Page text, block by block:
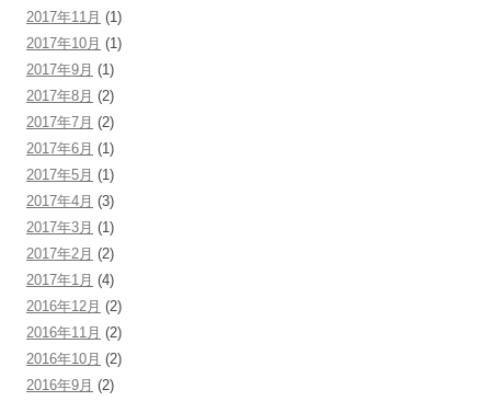
2017年11月 (1)
2017年10月 (1)
2017年9月 (1)
2017年8月 (2)
2017年7月 (2)
2017年6月 (1)
2017年5月 (1)
2017年4月 (3)
2017年3月 (1)
2017年2月 (2)
2017年1月 (4)
2016年12月 (2)
2016年11月 (2)
2016年10月 (2)
2016年9月 (2)